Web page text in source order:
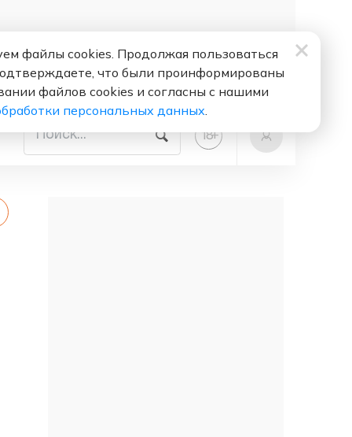
18+
файлы cookies. Продолжая пользоваться
что были проинформированы
файлов cookies и согласны с нашими
персональных данных.